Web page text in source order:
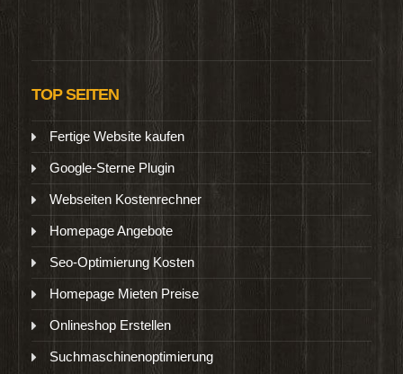
TOP SEITEN
Fertige Website kaufen
Google-Sterne Plugin
Webseiten Kostenrechner
Homepage Angebote
Seo-Optimierung Kosten
Homepage Mieten Preise
Onlineshop Erstellen
Suchmaschinenoptimierung